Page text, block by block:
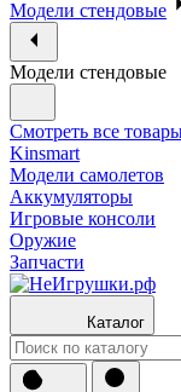
Модели стендовые
Модели стендовые
Смотреть все
Kinsmart
Модели самолетов
Аккумуляторы
Игровые консоли
Оружие
Запчасти
Каталог